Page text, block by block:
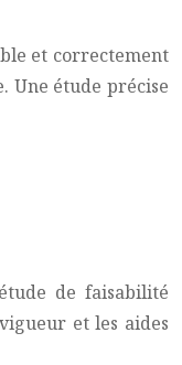
et correctement
Une étude précise
de faisabilité
et les aides